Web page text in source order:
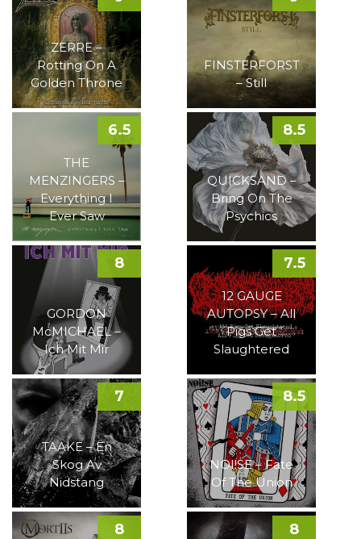
ZERRE –
Rotting On A
Golden Throne
FINSTERFORST
– Still
THE
MENZINGERS –
Everything I
Ever Saw
6.5
QUICKSAND –
Bring On The
Psychics
8.5
GORDON
McMICHAEL –
Ich Mit Mir
8
12 GAUGE
AUTOPSY – All
Pigs Get
Slaughtered
7.5
TAAKE – En
Skog Av
Nidstang
7
NOI!SE – Fate
Of The Union
8.5
8 8